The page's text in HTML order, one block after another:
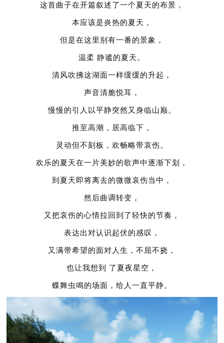
这首曲子在开篇叙述了一个夏天的布景，
本应该是炎热的夏天，
但是在这里别有一番的景象，
温柔 静谧的夏天。
清风吹拂这湖面一样缓缓的升起，
声音清脆悦耳，
慢慢的引人以平静突然又身临山巅。
推至高潮，居高临下，
灵动但不刻板，欢畅略带哀伤。
欢乐的夏天在一片美妙的歌声中逐渐下划，
到夏天即将离去的微微哀伤当中，
然后曲调转变，
又把哀伤的心情拉回到了轻快的节奏，
表达出对认识起伏的感叹，
又满带希望的面对人生，不屈不挠，
也让我想到 了夏夜星空，
蝶舞虫鳴的场面，给人一直平静。